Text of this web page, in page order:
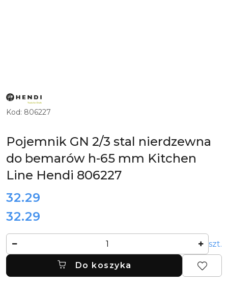
ZOBACZ
PRODUKTY
MARKI
HENDI
Kod: 806227
Pojemnik GN 2/3 stal nierdzewna
do bemarów h-65 mm Kitchen
Line Hendi 806227
cena:
32.29
Cena:
32.29
szt.
Do koszyka